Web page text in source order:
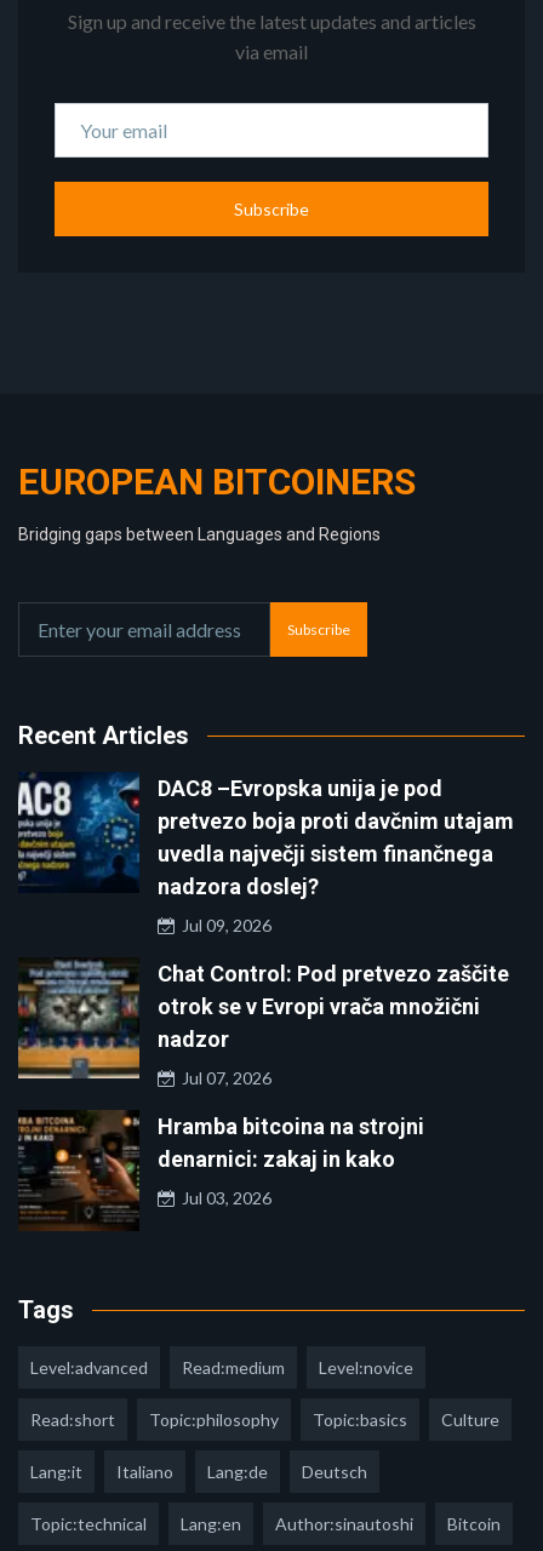
Sign up and receive the latest updates and articles
via email
Subscribe
EUROPEAN BITCOINERS
Bridging gaps between Languages and Regions
Subscribe
Recent Articles
DAC8 –Evropska unija je pod
pretvezo boja proti davčnim utajam
uvedla največji sistem finančnega
nadzora doslej?
Jul 09, 2026
Chat Control: Pod pretvezo zaščite
otrok se v Evropi vrača množični
nadzor
Jul 07, 2026
Hramba bitcoina na strojni
denarnici: zakaj in kako
Jul 03, 2026
Tags
Level:advanced Read:medium Level:novice
Read:short Topic:philosophy Topic:basics Culture
Lang:it Italiano Lang:de Deutsch
Topic:technical Lang:en Author:sinautoshi Bitcoin